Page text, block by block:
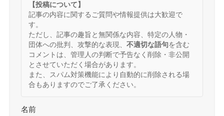
【投稿について】
記事の内容に関するご質問や情報提供は大歓迎で
す。
ただし、記事の趣旨と無関係な内容、特定の人物・
団体への批判、攻撃的な表現、 不適切な語句を含む
コメントは、管理人の判断で予告なく削除・非公開
とさせていただく場合があります。
また、スパム対策機能により自動的に削除される場
合もありますのでご了承ください。
名前